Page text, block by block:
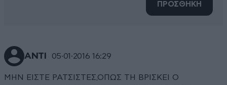
ΠΡΟΣΘΗΚΗ
ΑΝΤΙ 05·01·2016 16:29
ΜΗΝ ΕΙΣΤΕ ΡΑΤΣΙΣΤΕΣ,ΟΠΩΣ ΤΗ ΒΡΙΣΚΕΙ Ο